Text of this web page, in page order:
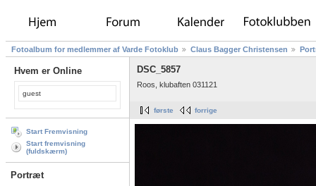
Fotoalbum for medlemmer af Varde Fotoklub Claus Bagger Christensen
Hvem er Online
guest
Start Fremvisning
Start fremvisning
(fuldskærm)
Portræt
DSC_5857
Roos, klubaften 031121
første forrige